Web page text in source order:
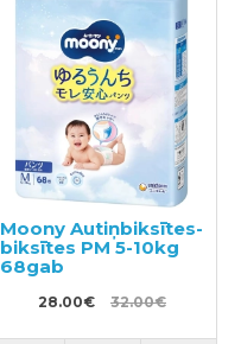
Moony Autiņbiksītes-
biksītes PM 5-10kg
68gab
28.00€ 32.00€